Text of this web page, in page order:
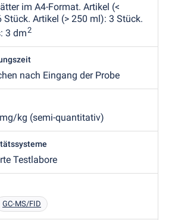
im A4-Format. Artikel (<
Stück. Artikel (> 250 ml): 3 Stück.
3 dm2
nach Eingang der Probe
kg (semi-quantitativ)
Testlabore
GC-MS/FID